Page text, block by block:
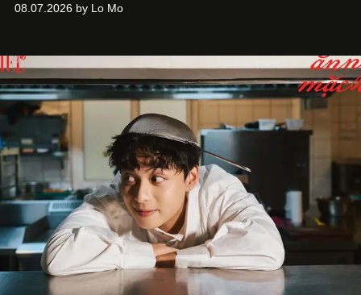
Việt Nam”, NSX Will Vũ cho biết.
08.07.2026 by Lo Mo